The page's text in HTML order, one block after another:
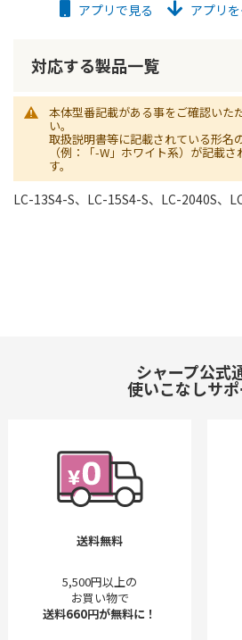
アプリで見る アプリ
対応する製品一覧
本体型番記載がある事をご確認いた
い。
取扱説明書等に記載されている形名
（例：「-W」ホワイト系）が記載
す。
LC-13S4-S、LC-15S4-S、LC-2040S、
シャープ公式
使いこなしサ
送料無料
5,500円以上の
お買い物で
送料660円が無料に！